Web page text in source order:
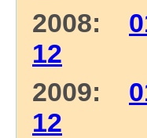
2008:
12
2009:
12